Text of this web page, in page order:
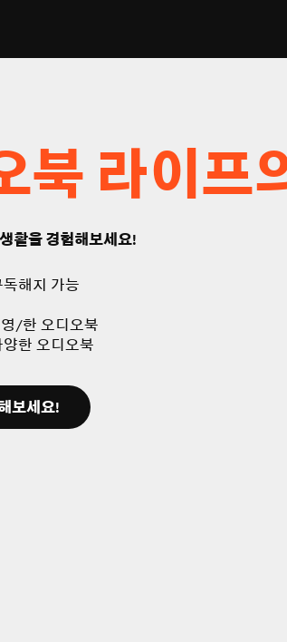
북 라이프
활을 경험해보세요!
해지 가능
/한 오디오북
한 오디오북
보세요!